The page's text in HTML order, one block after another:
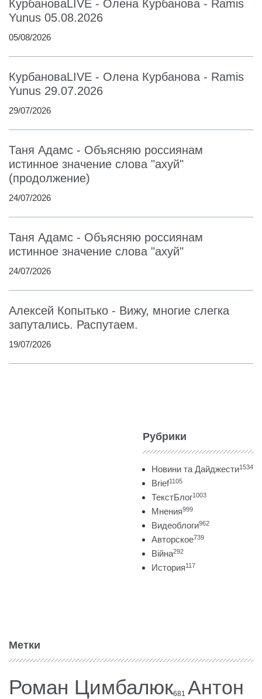
КурбановаLIVE - Олена Курбанова - Ramis
Yunus 05.08.2026
05/08/2026
КурбановаLIVE - Олена Курбанова - Ramis
Yunus 29.07.2026
29/07/2026
Таня Адамс - Объясняю россиянам
истинное значение слова "ахуй"
(продолжение)
24/07/2026
Таня Адамс - Объясняю россиянам
истинное значение слова "ахуй"
24/07/2026
Алексей Копытько - Вижу, многие слегка
запутались. Распутаем.
19/07/2026
Рубрики
Новини та Дайджести1534
Brief1105
ТекстБлог1003
Мнения999
Видеоблоги962
Авторское739
Війна292
История117
Метки
Роман Цимбалюк681 Антон